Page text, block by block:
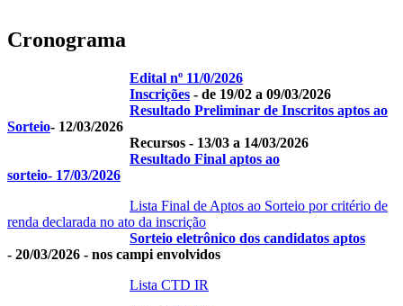
Cronograma
Edital nº 11/0/2026
Inscrições - de 19/02 a 09/03/2026
Resultado Preliminar de Inscritos aptos ao
Sorteio- 12/03/2026
Recursos - 13/03 a 14/03/2026
Resultado Final aptos ao
sorteio- 17/03/2026
Lista Final de Aptos ao Sorteio por critério de
renda declarada no ato da inscrição
Sorteio eletrônico dos candidatos aptos
- 20/03/2026 - nos campi envolvidos
Lista CTD IR